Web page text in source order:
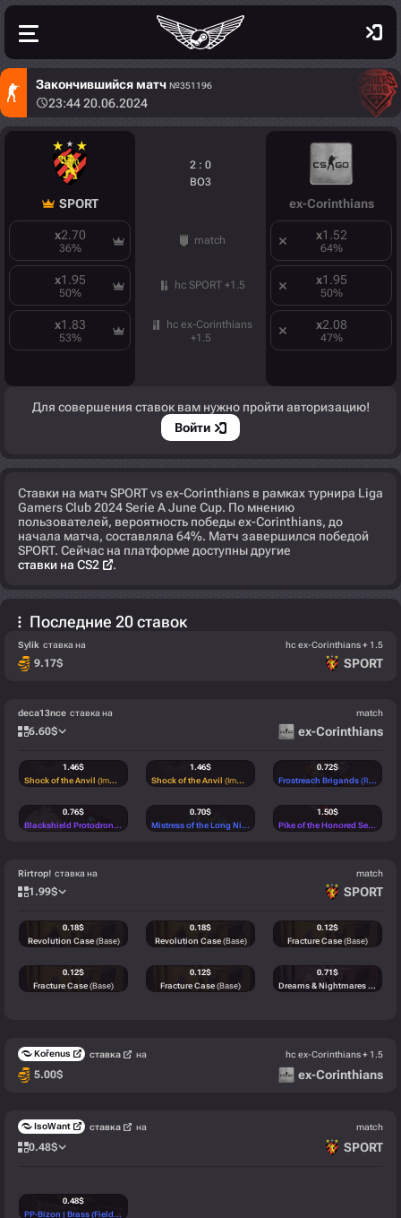
Закончившийся матч №351196
23:44 20.06.2024
SPORT
x2.70
36%
x1.95
50%
x1.83
53%
2 : 0
BO3
match
hc SPORT +1.5
+1.5
ex-Corinthians
x1.52
64%
x1.95
50%
x2.08
47%
Для совершения ставок вам нужно пройти авторизацию!
Войти
Ставки на матч SPORT vs ex-Corinthians в рамках турнира Liga
Gamers Club 2024 Serie A June Cup. По мнению
пользователей, вероятность победы ex-Corinthians, до
начала матча, составляла 64%. Матч завершился победой
SPORT. Сейчас на платформе доступны другие
ставки на CS2
.
Последние 20 ставок
Sylik ставка на hc ex-Corinthians + 1.5
9.17$ SPORT
deca13nce ставка на match
6.60$ ex-Corinthians
1.46$
Shock of the Anvil (Immortal)
1.46$
Shock of the Anvil (Immortal)
0.72$
Frostreach Brigands(Rare)
0.76$
Blackshield Protodrone Missile Launcher
(Mythical)
0.70$
Mistress of the Long Night
(Rare)
1.50$
Pike of the Honored Servant of the Empire
Rirtrop! ставка на match
1.99$ SPORT
0.18$
Revolution Case(Base)
0.18$
Revolution Case(Base)
0.12$
Fracture Case(Base)
0.12$
Fracture Case(Base)
0.12$
Fracture Case(Base)
0.71$
Dreams & Nightmares Case
0.14$
Kořenus ставка на hc ex-Corinthians + 1.5
5.00$ ex-Corinthians
IsoWant ставка на match
0.48$ SPORT
0.48$
PP-Bizon | Brass (Field-Tested)